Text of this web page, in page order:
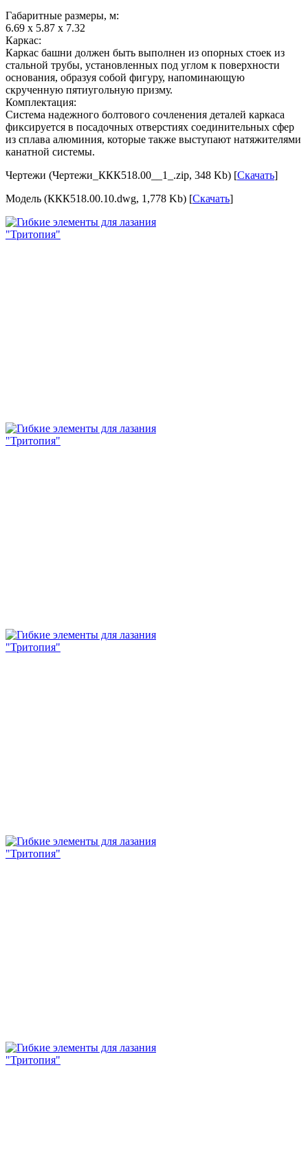
Габаритные размеры, м:
6.69 х 5.87 х 7.32
Каркас:
Каркас башни должен быть выполнен из опорных стоек из
стальной трубы, установленных под углом к поверхности
основания, образуя собой фигуру, напоминающую
скрученную пятиугольную призму.
Комплектация:
Система надежного болтового сочленения деталей каркаса
фиксируется в посадочных отверстиях соединительных сфер
из сплава алюминия, которые также выступают натяжителями
канатной системы.
Чертежи (Чертежи_ККК518.00__1_.zip, 348 Kb) [Скачать]
Модель (ККК518.00.10.dwg, 1,778 Kb) [Скачать]